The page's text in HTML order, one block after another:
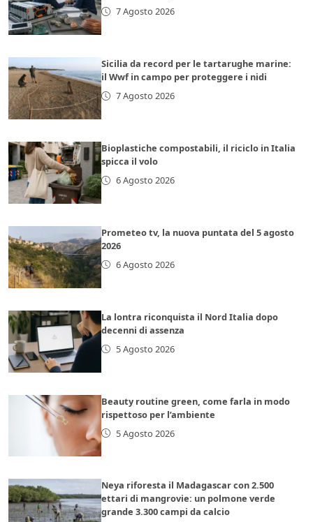
7 Agosto 2026
Sicilia da record per le tartarughe marine:
il Wwf in campo per proteggere i nidi
7 Agosto 2026
Bioplastiche compostabili, il riciclo in Italia
spicca il volo
6 Agosto 2026
Prometeo tv, la nuova puntata del 5 agosto
2026
6 Agosto 2026
La lontra riconquista il Nord Italia dopo
decenni di assenza
5 Agosto 2026
Beauty routine green, come farla in modo
rispettoso per l’ambiente
5 Agosto 2026
Neya riforesta il Madagascar con 2.500
ettari di mangrovie: un polmone verde
grande 3.300 campi da calcio